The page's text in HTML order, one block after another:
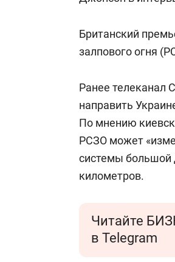
Британский
залпового огня
Ранее телеканал
направить
По мнению
РСЗО может
системы большой
километров.
Читайте
в Telegram